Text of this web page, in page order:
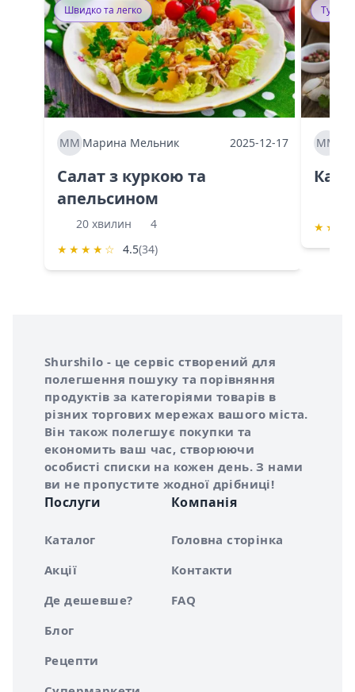
Швидко та легко
ММ Марина Мельник 2025-12-17
Салат з куркою та
апельсином
20 хвилин
4
★ ★ ★ ★ ☆ 4.5(34)
ММ
★ ★
Про сервіс Shurshilo
Shurshilo - це сервіс створений для
полегшення пошуку та порівняння
продуктів за категоріями товарів в
різних торгових мережах вашого міста.
Він також полегшує покупки та
економить ваш час, створюючи
особисті списки на кожен день. З нами
ви не пропустите жодної дрібниці!
Послуги
Каталог
Акції
Де дешевше?
Блог
Рецепти
Компанія
Головна сторінка
Контакти
FAQ